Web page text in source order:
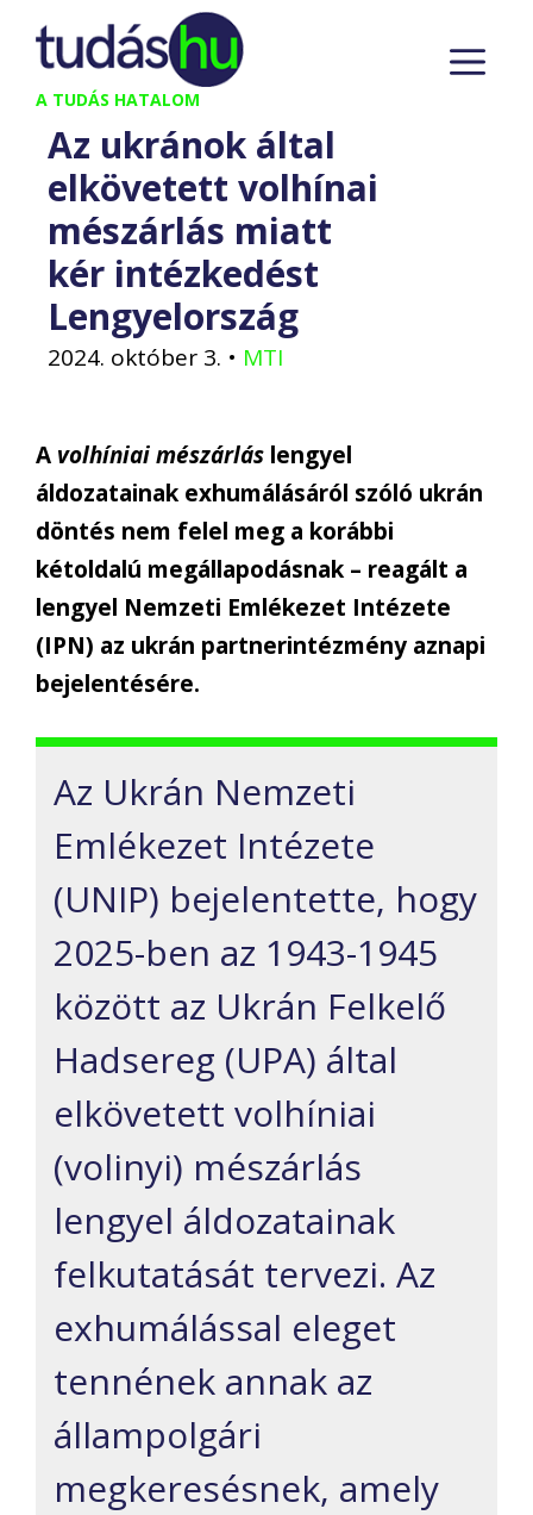
Kilépés
tartalomba
A TUDÁS HATALOM
Az ukránok által
elkövetett volhínai
mészárlás miatt
kér intézkedést
Lengyelország
2024. október 3. • MTI
A volhíniai mészárlás lengyel
áldozatainak exhumálásáról szóló ukrán
döntés nem felel meg a korábbi
kétoldalú megállapodásnak – reagált a
lengyel Nemzeti Emlékezet Intézete
(IPN) az ukrán partnerintézmény aznapi
bejelentésére.
Az Ukrán Nemzeti
Emlékezet Intézete
(UNIP) bejelentette, hogy
2025-ben az 1943-1945
között az Ukrán Felkelő
Hadsereg (UPA) által
elkövetett volhíniai
(volinyi) mészárlás
lengyel áldozatainak
felkutatását tervezi. Az
exhumálással eleget
tennének annak az
állampolgári
megkeresésnek, amely